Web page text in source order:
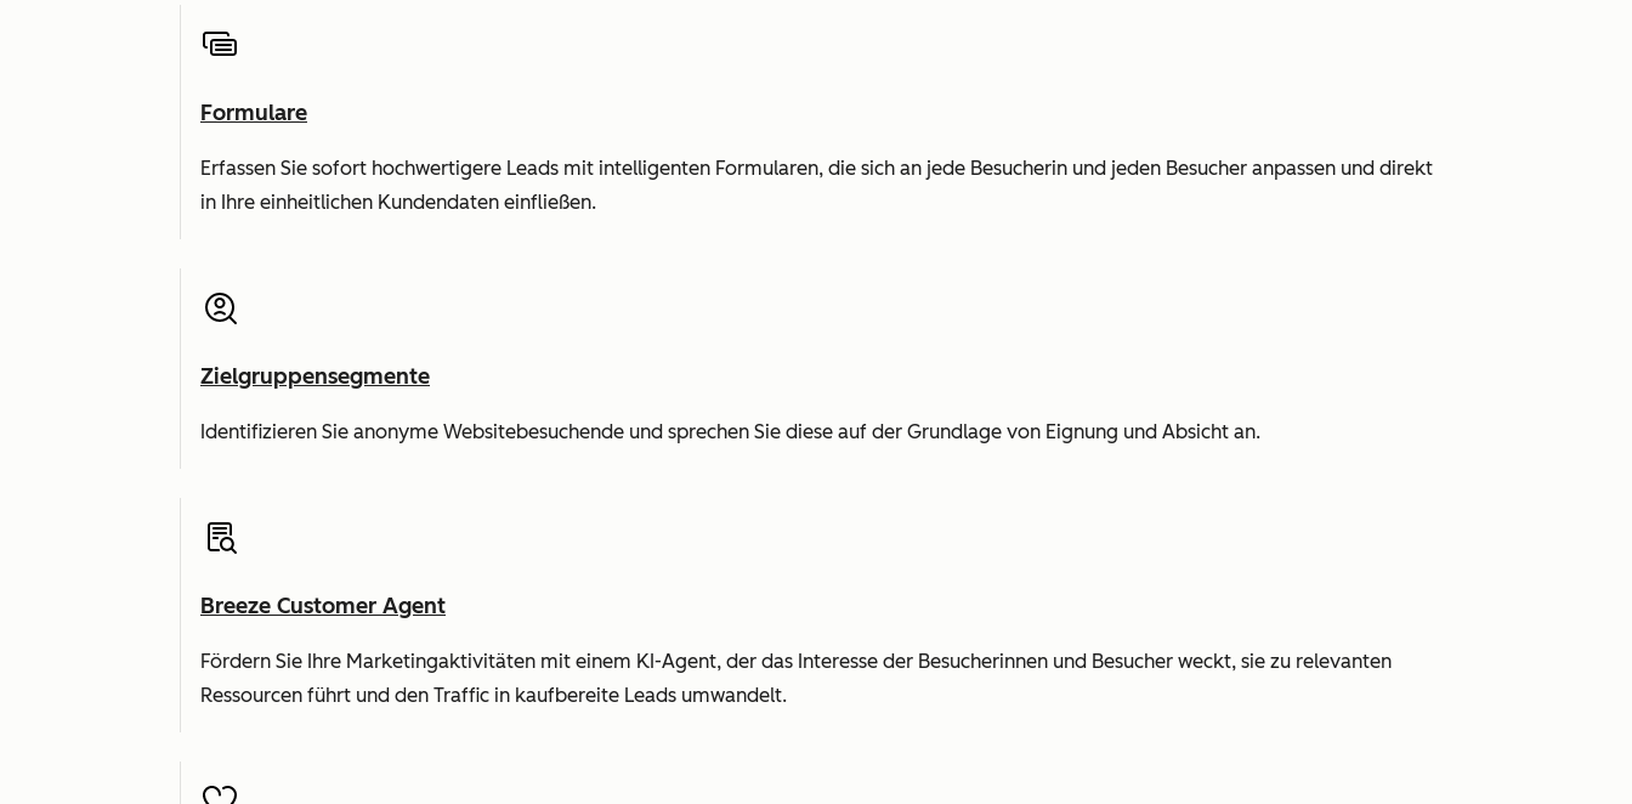
Formulare
Erfassen Sie sofort hochwertigere Leads mit intelligenten Formularen, die sich an jede Besucherin und jeden Besucher anpassen und direkt
in Ihre einheitlichen Kundendaten einfließen.
Zielgruppensegmente
Identifizieren Sie anonyme Websitebesuchende und sprechen Sie diese auf der Grundlage von Eignung und Absicht an.
Breeze Customer Agent
Fördern Sie Ihre Marketingaktivitäten mit einem KI-Agent, der das Interesse der Besucherinnen und Besucher weckt, sie zu relevanten
Ressourcen führt und den Traffic in kaufbereite Leads umwandelt.